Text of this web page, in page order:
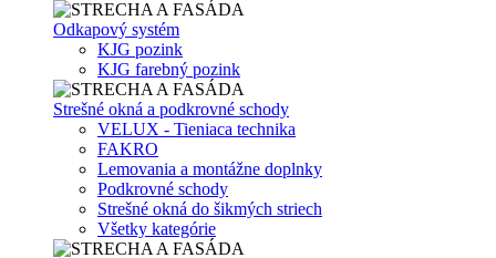
Odkapový systém
KJG pozink
KJG farebný pozink
Strešné okná a podkrovné schody
VELUX - Tieniaca technika
FAKRO
Lemovania a montážne doplnky
Podkrovné schody
Strešné okná do šikmých striech
Všetky kategórie